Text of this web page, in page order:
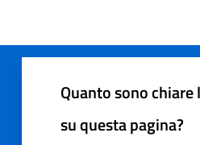
Quanto sono
su questa pagina?